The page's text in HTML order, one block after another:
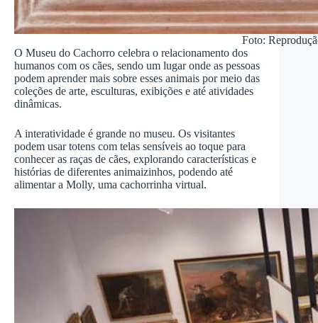
Foto:
O Museu do Cachorro celebra o relacionamento dos
humanos com os cães, sendo um lugar onde as pessoas
podem aprender mais sobre esses animais por meio das
coleções de arte, esculturas, exibições e até atividades
dinâmicas.
A interatividade é grande no museu. Os visitantes
podem usar totens com telas sensíveis ao toque para
conhecer as raças de cães, explorando características e
histórias de diferentes animaizinhos, podendo até
alimentar a Molly, uma cachorrinha virtual.